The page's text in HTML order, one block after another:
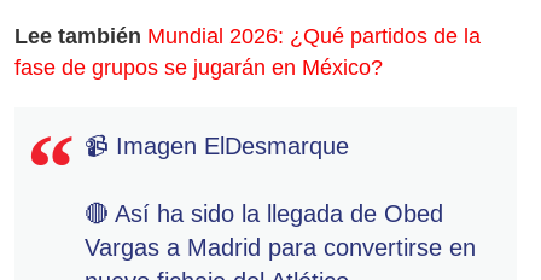
Lee también Mundial 2026: ¿Qué partidos de la
fase de grupos se jugarán en México?
📹 Imagen ElDesmarque
🔴 Así ha sido la llegada de Obed
Vargas a Madrid para convertirse en